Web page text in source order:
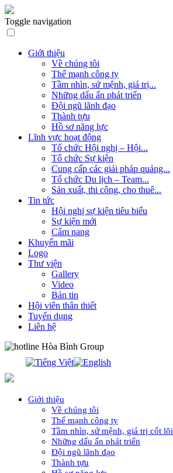
Toggle navigation
Giới thiệu
Về chúng tôi
Thế mạnh công ty
Tầm nhìn, sứ mệnh, giá trị...
Những dấu ấn phát triển
Đội ngũ lãnh đạo
Thành tựu
Hồ sơ năng lực
Lĩnh vực hoạt động
Tổ chức Hội nghị – Hội...
Tổ chức Sự kiện
Cung cấp các giải pháp quảng...
Tổ chức Du lịch – Team...
Sản xuất, thi công, cho thuê...
Tin tức
Hội nghị sự kiện tiêu biểu
Sự kiện mới
Cẩm nang
Khuyến mãi
Logo
Thư viện
Gallery
Video
Bản tin
Hội viên thân thiết
Tuyển dụng
Liên hệ
Giới thiệu
Về chúng tôi
Thế mạnh công ty
Tầm nhìn, sứ mệnh, giá trị cốt lõi
Những dấu ấn phát triển
Đội ngũ lãnh đạo
Thành tựu